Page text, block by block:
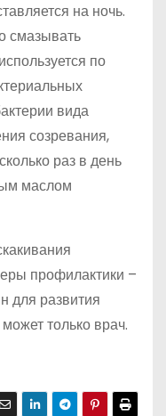
на ночь.
смазывать
по
вида
созревания,
раз в день
маслом
профилактики –
для развития
только врач.